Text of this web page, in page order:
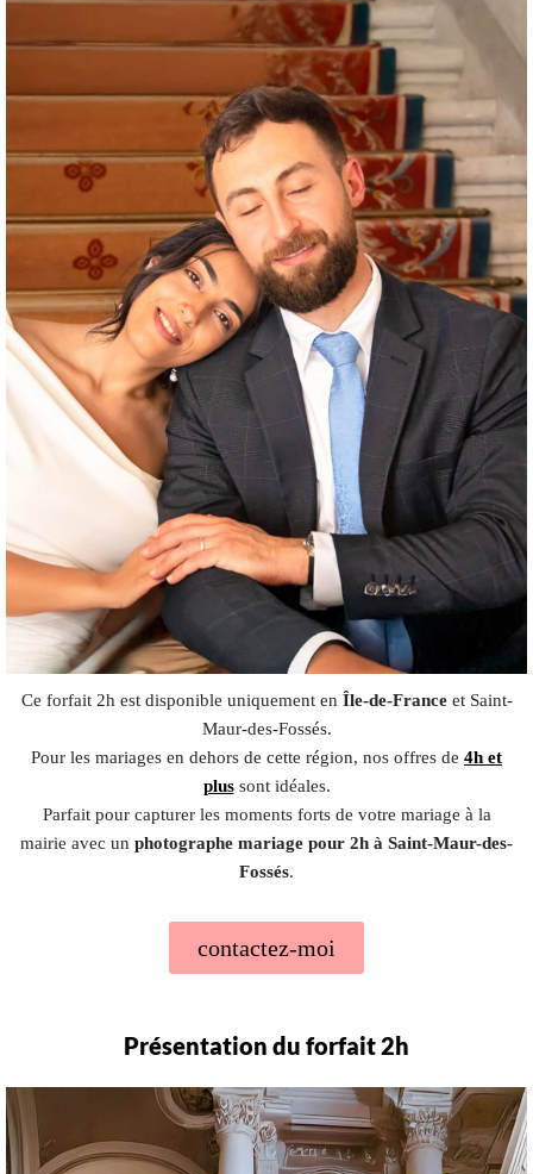
Ce forfait 2h est disponible uniquement en Île-de-Franceet Saint-
Maur-des-Fossés.
Pour les mariages en dehors de cette région, nos offres de 4h et
plussont idéales.
Parfait pour capturer les moments forts de votre mariage à la
mairie avec un photographe mariage pour 2h à Saint-Maur-des-
Fossés.
contactez-moi
Présentation du forfait 2h